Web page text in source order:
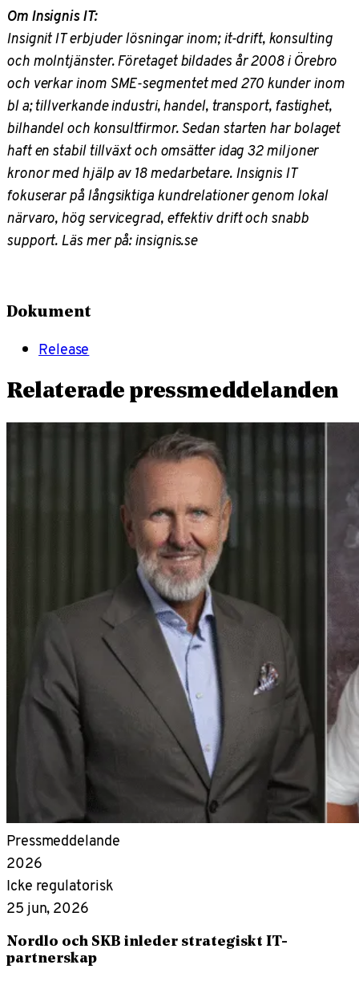
Om Insignis IT:
Insignit IT erbjuder lösningar inom; it-drift, konsulting
och molntjänster. Företaget bildades år 2008 i Örebro
och verkar inom SME-segmentet med 270 kunder inom
bl a; tillverkande industri, handel, transport, fastighet,
bilhandel och konsultfirmor. Sedan starten har bolaget
haft en stabil tillväxt och omsätter idag 32 miljoner
kronor med hjälp av 18 medarbetare. Insignis IT
fokuserar på långsiktiga kundrelationer genom lokal
närvaro, hög servicegrad, effektiv drift och snabb
support. Läs mer på: insignis.se
Dokument
Release
Relaterade pressmeddelanden
Pressmeddelande
2026
Icke regulatorisk
25 jun, 2026
Nordlo och SKB inleder strategiskt IT-
partnerskap